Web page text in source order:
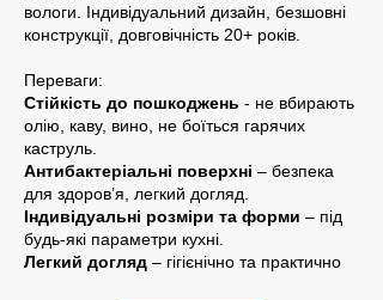
вологи. Індивідуальний дизайн, безшовні
конструкції, довговічність 20+ років.
Переваги:
Стійкість до пошкоджень - не вбирають
олію, каву, вино, не боїться гарячих
каструль.
Антибактеріальні поверхні – безпека
для здоров’я, легкий догляд.
Індивідуальні розміри та форми – під
будь-які параметри кухні.
Легкий догляд – гігієнічно та практично